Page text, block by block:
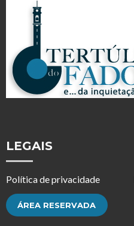
LEGAIS
Política de privacidade
ÁREA RESERVADA